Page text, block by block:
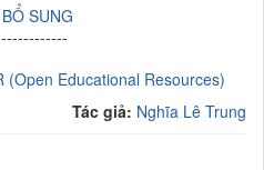
SUNG
(Open Educational Resources)
Tác giả: Nghĩa Lê Trung